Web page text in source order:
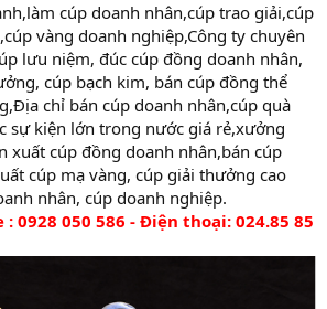
cúp doanh nhân,cúp trao giải,cúp
vàng doanh nghiệp,Công ty chuyên
lưu niệm, đúc cúp đồng doanh nhân,
cúp bạch kim, bán cúp đồng thể
chỉ bán cúp doanh nhân,cúp quà
sự kiện lớn trong nước giá rẻ,xưởng
xuất cúp đồng doanh nhân,bán cúp
cúp mạ vàng, cúp giải thưởng cao
nhân, cúp doanh nghiệp.
0928 050 586 - Điện thoại: 024.85 85